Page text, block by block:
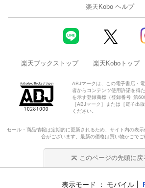
楽天Kobo ヘルプ
楽天ブックストップ 楽天Koboトップ
ABJマークは、この電子書店・
者からコンテンツ使用許諾を得
を示す登録商標（登録番号 第
［ABJマーク］または［電子出
ください。
セール・商品情報は定期的に更新されるため、サイト内の表
合がございます。最新の価格は買い物かごでご
このページの先頭に戻
表示モード モバイル